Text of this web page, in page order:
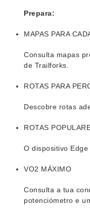
Prepara:
MAPAS PARA
Consulta mapas
de Trailforks.
ROTAS PARA
Descobre rotas
ROTAS
O dispositivo
VO2 MÁXIMO
Consulta a tua
potenciómetro e